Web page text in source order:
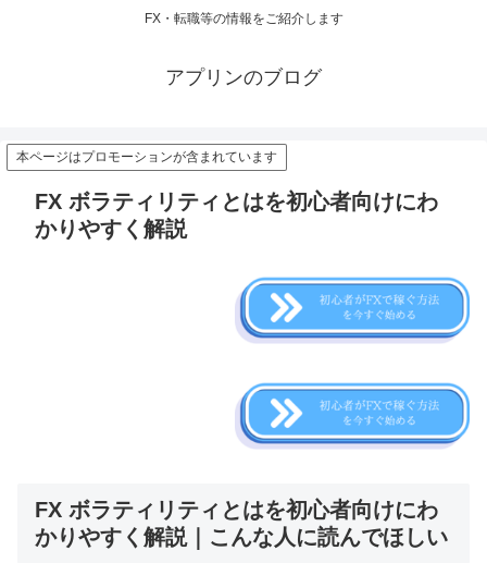
FX・転職等の情報をご紹介します
アプリンのブログ
本ページはプロモーションが含まれています
FX ボラティリティとはを初心者向けにわ
かりやすく解説
FX ボラティリティとはを初心者向けにわ
かりやすく解説｜こんな人に読んでほしい